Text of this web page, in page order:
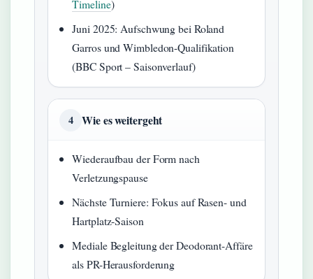
Timeline)
Juni 2025: Aufschwung bei Roland
Garros und Wimbledon-Qualifikation
(BBC Sport – Saisonverlauf)
4 Wie es weitergeht
Wiederaufbau der Form nach
Verletzungspause
Nächste Turniere: Fokus auf Rasen- und
Hartplatz-Saison
Mediale Begleitung der Deodorant-Affäre
als PR-Herausforderung